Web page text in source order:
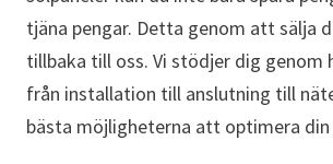
tjäna pengar. Detta genom att sälja
tillbaka till oss. Vi stödjer dig genom
från installation till anslutning till
bästa möjligheterna att optimera